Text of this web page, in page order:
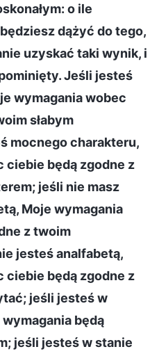
o ile
dążyć do tego,
uzyskać taki wynik, i
Jeśli jesteś
wymagania wobec
słabym
mocnego charakteru,
ciebie będą zgodne z
jeśli nie masz
Moje wymagania
z twoim
jesteś analfabetą,
ciebie będą zgodne z
jeśli jesteś w
będą
jeśli jesteś w stanie